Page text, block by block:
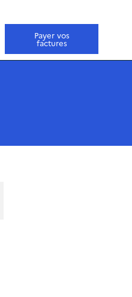
Payer vos
factures